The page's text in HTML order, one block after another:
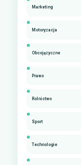
Marketing
Motoryzacja
Obcojęzyczne
Prawo
Rolnictwo
Sport
Technologie